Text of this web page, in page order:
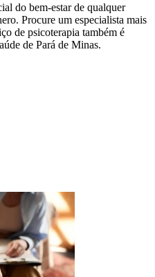
do bem-estar de qualquer
Procure um especialista mais
de psicoterapia também é
de Pará de Minas.